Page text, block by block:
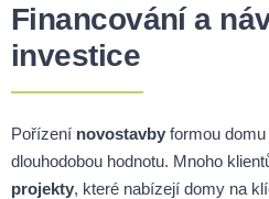
Financování a
investice
Pořízení novostavby formou
dlouhodobou hodnotu. Mnoho
projekty, které nabízejí domy na